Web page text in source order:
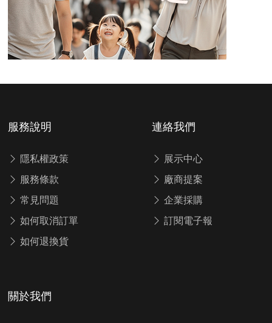
服務說明
隱私權政策
服務條款
常見問題
如何取消訂單
如何退換貨
連絡我們
展示中心
廠商提案
企業採購
訂閱電子報
關於我們